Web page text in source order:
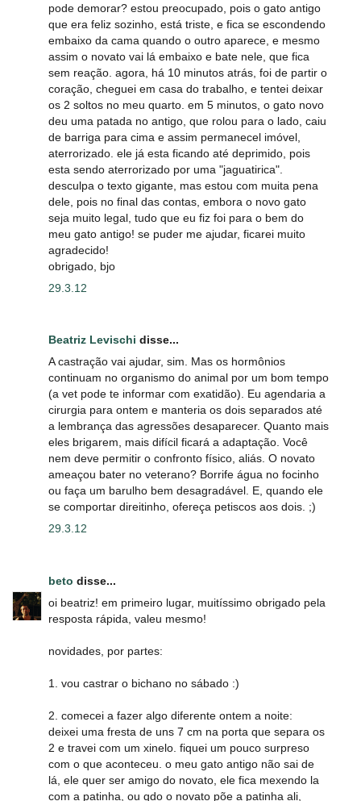
pode demorar? estou preocupado, pois o gato antigo
que era feliz sozinho, está triste, e fica se escondendo
embaixo da cama quando o outro aparece, e mesmo
assim o novato vai lá embaixo e bate nele, que fica
sem reação. agora, há 10 minutos atrás, foi de partir o
coração, cheguei em casa do trabalho, e tentei deixar
os 2 soltos no meu quarto. em 5 minutos, o gato novo
deu uma patada no antigo, que rolou para o lado, caiu
de barriga para cima e assim permanecel imóvel,
aterrorizado. ele já esta ficando até deprimido, pois
esta sendo aterrorizado por uma "jaguatirica".
desculpa o texto gigante, mas estou com muita pena
dele, pois no final das contas, embora o novo gato
seja muito legal, tudo que eu fiz foi para o bem do
meu gato antigo! se puder me ajudar, ficarei muito
agradecido!
obrigado, bjo
29.3.12
Beatriz Levischi disse...
A castração vai ajudar, sim. Mas os hormônios
continuam no organismo do animal por um bom tempo
(a vet pode te informar com exatidão). Eu agendaria a
cirurgia para ontem e manteria os dois separados até
a lembrança das agressões desaparecer. Quanto mais
eles brigarem, mais difícil ficará a adaptação. Você
nem deve permitir o confronto físico, aliás. O novato
ameaçou bater no veterano? Borrife água no focinho
ou faça um barulho bem desagradável. E, quando ele
se comportar direitinho, ofereça petiscos aos dois. ;)
29.3.12
beto disse...
oi beatriz! em primeiro lugar, muitíssimo obrigado pela
resposta rápida, valeu mesmo!
novidades, por partes:
1. vou castrar o bichano no sábado :)
2. comecei a fazer algo diferente ontem a noite:
deixei uma fresta de uns 7 cm na porta que separa os
2 e travei com um xinelo. fiquei um pouco surpreso
com o que aconteceu. o meu gato antigo não sai de
lá, ele quer ser amigo do novato, ele fica mexendo la
com a patinha, ou qdo o novato põe a patinha ali,